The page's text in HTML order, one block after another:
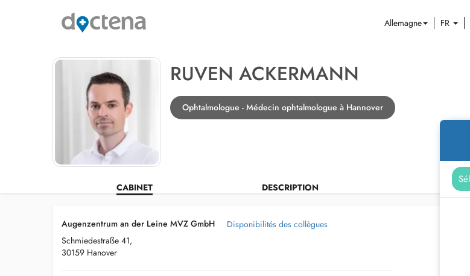
Allemagne FR
RUVEN ACKERMANN
Ophtalmologue - Médecin ophtalmologue à Hannover
CABINET DESCRIPTION
Augenzentrum an der Leine MVZ GmbH
Schmiedestraße 41,
30159 Hanover
Disponibilités des collègues